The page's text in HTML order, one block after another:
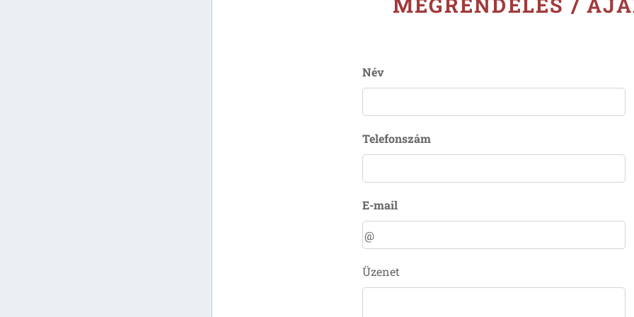
Név
Telefonszám
E-mail
Üzenet